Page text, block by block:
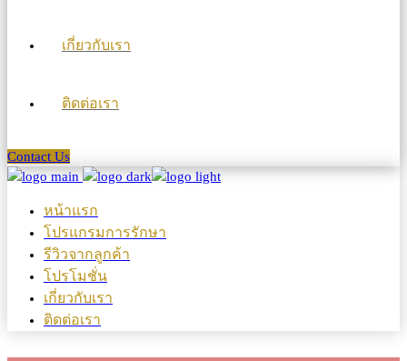
เกี่ยวกับเรา
ติดต่อเรา
Contact Us
หน้าแรก
โปรแกรมการรักษา
รีวิวจากลูกค้า
โปรโมชั่น
เกี่ยวกับเรา
ติดต่อเรา